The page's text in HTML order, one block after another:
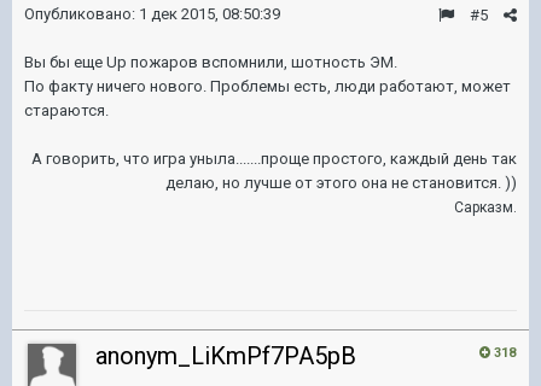
#5
Опубликовано: 1 дек 2015, 08:50:39
Вы бы еще Up пожаров вспомнили, шотность ЭМ.
По факту ничего нового. Проблемы есть, люди работают, может
стараются.
А говорить, что игра уныла.......проще простого, каждый день так
делаю, но лучше от этого она не становится. ))
Сарказм.
318
anonym_LiKmPf7PA5pB